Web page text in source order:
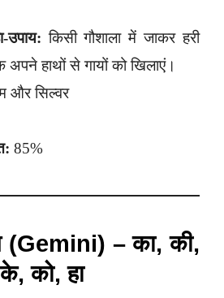
किसी गौशाला में जाकर हरी
अपने हाथों से गायों को खिलाएं।
और सिल्वर
85%
(Gemini) – का, की,
को, हा